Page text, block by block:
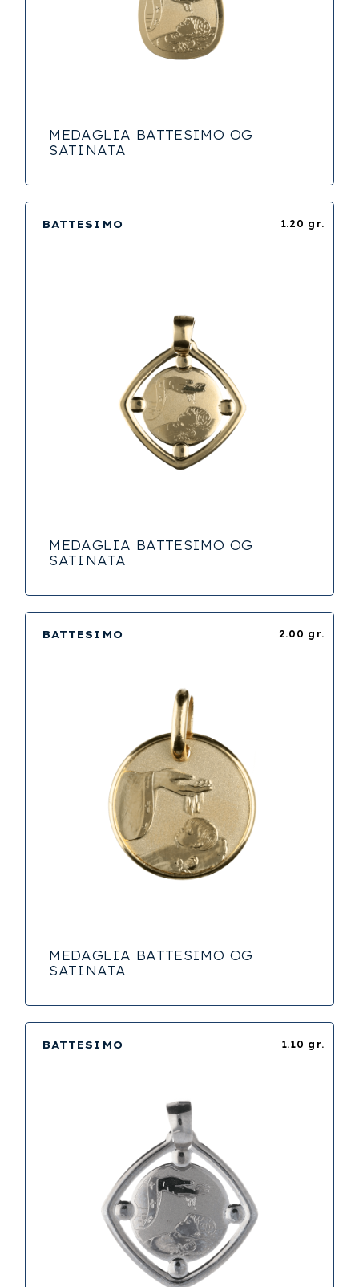
MEDAGLIA BATTESIMO OG
SATINATA
1.20 gr.
BATTESIMO
MEDAGLIA BATTESIMO OG
SATINATA
2.00 gr.
BATTESIMO
MEDAGLIA BATTESIMO OG
SATINATA
1.10 gr.
BATTESIMO